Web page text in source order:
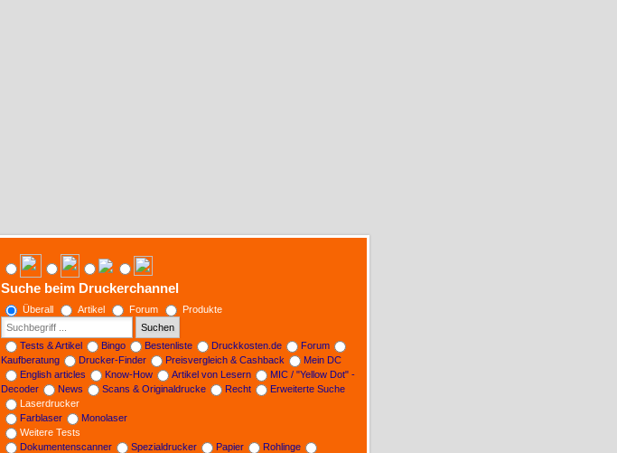
Suche beim Druckerchannel
Überall Artikel Forum
Produkte
Suchen
Tests & Artikel
Bingo Bestenliste Druckkosten.de
Forum
Kaufberatung
Drucker-Finder Preisvergleich & Cashback
Mein DC
English articles
Know-How Artikel von Lesern
MIC / "Yellow Dot" -
Decoder
News Scans & Originaldrucke Recht
Erweiterte Suche
Laserdrucker
Farblaser
Monolaser
Weitere Tests
Dokumentenscanner
Spezialdrucker Papier
Rohlinge